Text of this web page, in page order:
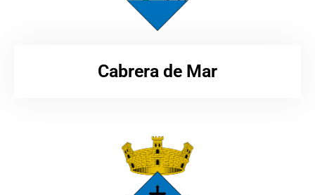
Cabrera de Mar